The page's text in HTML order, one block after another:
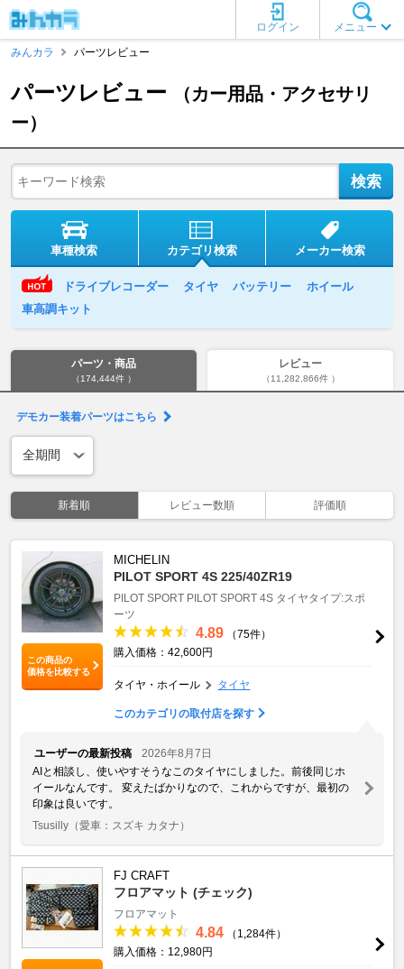
メニュー
ログイン
みんカラ
パーツレビュー
パーツレビュー
（カー用品・アクセサリ
ー）
車種検索 カテゴリ検索 メーカー検索
ドライブレコーダー タイヤ バッテリー
ホイール
車高調キット
パーツ・商品
（174,444件 ）
レビュー
（11,282,866件 ）
デモカー装着パーツはこちら
新着順 レビュー数順 評価順
この商品の
価格を比較する
MICHELIN
PILOT SPORT 4S 225/40ZR19
PILOT SPORT PILOT SPORT 4S タイヤタイプ:スポ
ーツ
4.89
（75件）
購入価格：42,600円
タイヤ・ホイール タイヤ
このカテゴリの取付店を探す
ユーザーの最新投稿
2026年8月7日
AIと相談し、使いやすそうなこのタイヤにしました。前後同じホ
イールなんです。 変えたばかりなので、これからですが、最初の
印象は良いです。
Tsusilly （愛車：スズキ カタナ）
FJ CRAFT
フロアマット (チェック)
フロアマット
4.84
（1,284件）
購入価格：12,980円